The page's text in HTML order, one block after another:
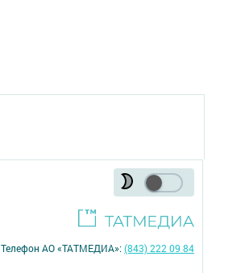
Телефон АО «ТАТМЕДИА»:(843) 222 09 84